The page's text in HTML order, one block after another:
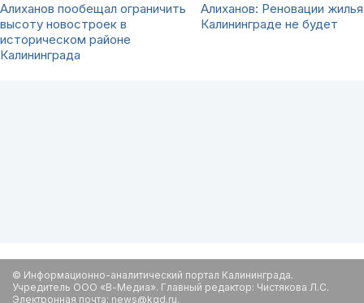
Алиханов пообещал ограничить
высоту новостроек в
историческом районе
Калининграда
Алиханов: Реновации
Калининграде не будет
© Информационно-аналитический портал Калининграда.
Учредитель ООО «В-Медиа». Главный редактор: Чистякова Л.С.
Электронная почта: news@kgd.ru.